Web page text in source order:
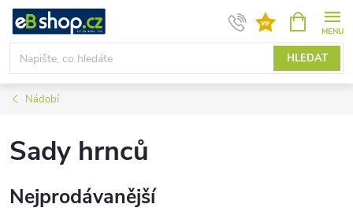
Přejít
obsah
HLEDAT
NÁKUPNÍ
KOŠÍK
Nádobí
Sady hrnců
Nejprodávanější